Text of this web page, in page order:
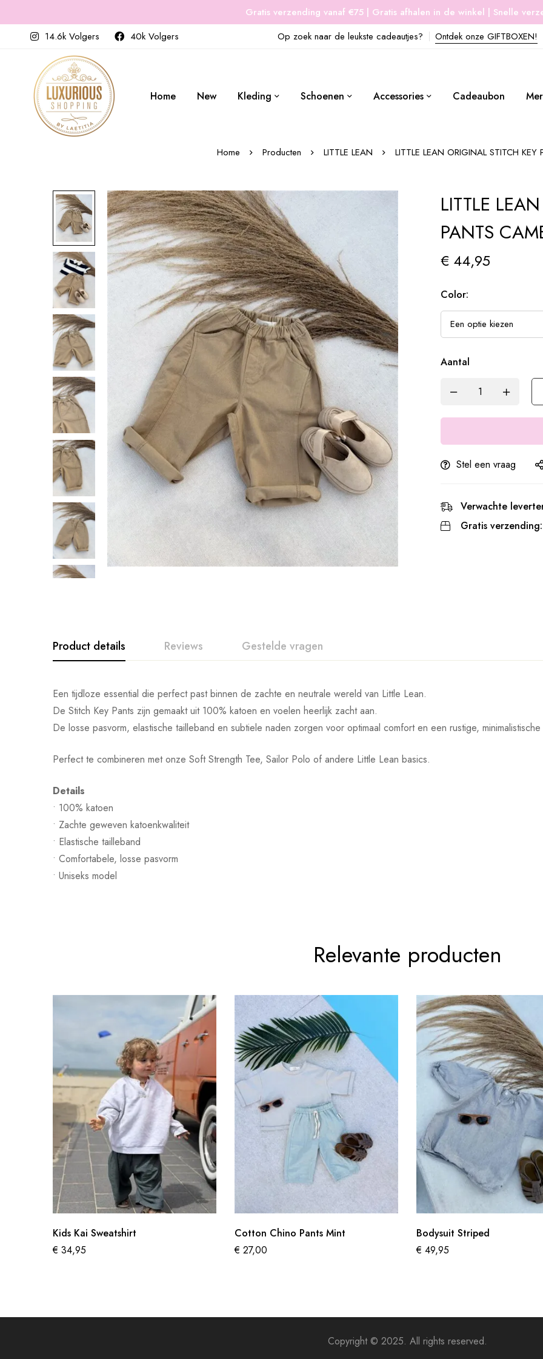
Gratis verzending vanaf €75 | Gratis afhalen in de winkel | Snelle
14.6k Volgers
40k Volgers Op zoek naar de leukste cadeautjes? Ontdek onze GIFTBOXEN!
Home New Kleding Schoenen Accessories Cadeaubon
Home Producten LITTLE LEAN LITTLE LEAN ORIGINAL STITCH KEY
LITTLE
PANTS
€ 44,95
Color:
Aantal
Stel een vraag
Verwachte
Gratis verzending:
Product details Reviews Gestelde vragen
Een tijdloze essential die perfect past binnen de zachte en neutrale wereld van Little Lean.
De Stitch Key Pants zijn gemaakt uit 100% katoen en voelen heerlijk zacht aan.
De losse pasvorm, elastische tailleband en subtiele naden zorgen voor optimaal comfort en een rustige, minimalistische
Perfect te combineren met onze Soft Strength Tee, Sailor Polo of andere Little Lean basics.
Details
• 100% katoen
• Zachte geweven katoenkwaliteit
• Elastische tailleband
• Comfortabele, losse pasvorm
• Uniseks model
Relevante producten
Kids Kai Sweatshirt
€ 34,95
Cotton Chino Pants Mint
€ 27,00
Bodysuit Striped
€ 49,95
Copyright © 2025. All rights reserved.